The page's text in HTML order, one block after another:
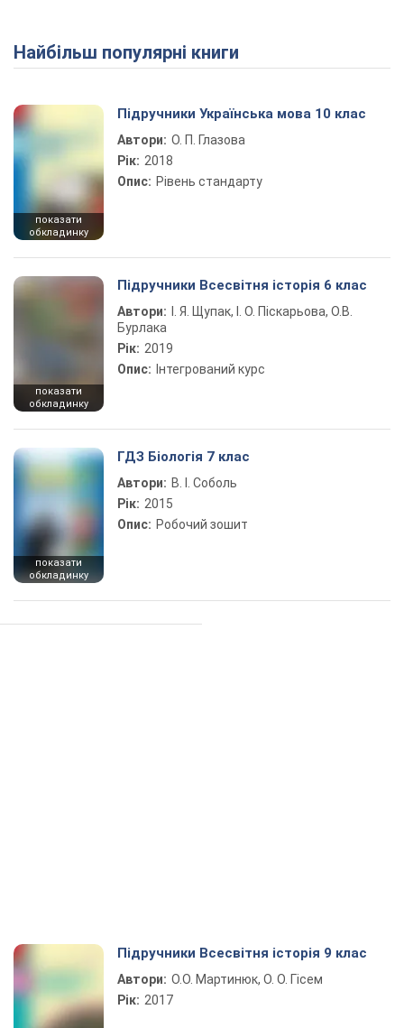
Play Video
Найбільш популярні книги
показати
обкладинку
Підручники Українська мова 10 клас
Автори: О. П. Глазова
Рік: 2018
Опис: Рівень стандарту
показати
обкладинку
Підручники Всесвітня історія 6 клас
Автори:
І. Я. Щупак, І. О. Піскарьова, О.В.
Бурлака
Рік: 2019
Опис: Інтегрований курс
показати
обкладинку
ГДЗ Біологія 7 клас
Автори: В. І. Соболь
Рік: 2015
Опис: Робочий зошит
Підручники Всесвітня історія 9 клас
Автори: О.О. Мартинюк, О. О. Гісем
Рік: 2017